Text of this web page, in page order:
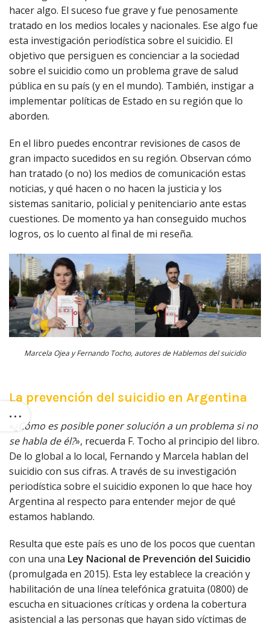
hacer algo. El suceso fue grave y fue penosamente
tratado en los medios locales y nacionales. Ese algo fue
esta investigación periodística sobre el suicidio. El
objetivo que persiguen es concienciar a la sociedad
sobre el suicidio como un problema grave de salud
pública en su país (y en el mundo). También, instigar a
implementar políticas de Estado en su región que lo
aborden.
En el libro puedes encontrar revisiones de casos de
gran impacto sucedidos en su región. Observan cómo
han tratado (o no) los medios de comunicación estas
noticias, y qué hacen o no hacen la justicia y los
sistemas sanitario, policial y penitenciario ante estas
cuestiones. De momento ya han conseguido muchos
logros, os lo cuento al final de mi reseña.
Marcela Ojea y Fernando Tocho, autores de Hablemos del suicidio
La prevención del suicidio en Argentina
¿Cómo es posible poner solución a un problema si no
se habla de él?», recuerda F. Tocho al principio del libro.
De lo global a lo local, Fernando y Marcela hablan del
suicidio con sus cifras. A través de su investigación
periodística sobre el suicidio exponen lo que hace hoy
Argentina al respecto para entender mejor de qué
estamos hablando.
Resulta que este país es uno de los pocos que cuentan
con una una Ley Nacional de Prevención del Suicidio
(promulgada en 2015). Esta ley establece la creación y
habilitación de una línea telefónica gratuita (0800) de
escucha en situaciones críticas y ordena la cobertura
asistencial a las personas que hayan sido víctimas de